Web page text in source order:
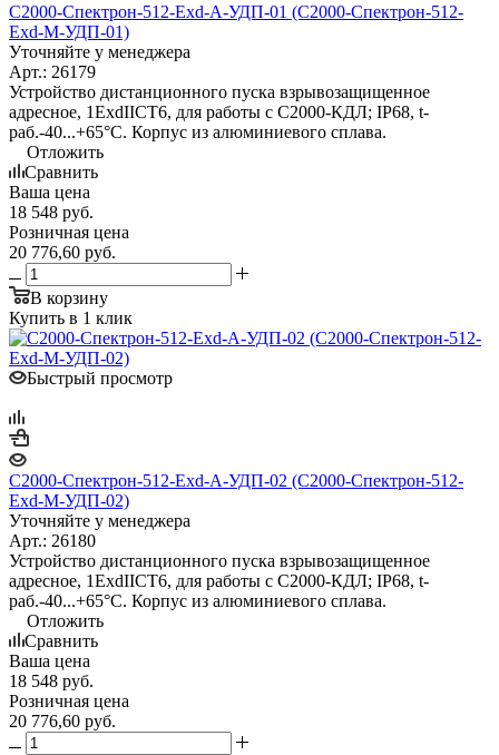
С2000-Спектрон-512-Exd-А-УДП-01 (С2000-Спектрон-512-
Exd-М-УДП-01)
Уточняйте у менеджера
Арт.: 26179
Устройство дистанционного пуска взрывозащищенное
адресное, 1ExdIICT6, для работы с С2000-КДЛ; IP68, t-
раб.-40...+65°С. Корпус из алюминиевого сплава.
Отложить
Сравнить
Ваша цена
18 548 руб.
Розничная цена
20 776,60 руб.
В корзину
Купить в 1 клик
Быстрый просмотр
С2000-Спектрон-512-Exd-А-УДП-02 (С2000-Спектрон-512-
Exd-М-УДП-02)
Уточняйте у менеджера
Арт.: 26180
Устройство дистанционного пуска взрывозащищенное
адресное, 1ExdIICT6, для работы с С2000-КДЛ; IP68, t-
раб.-40...+65°С. Корпус из алюминиевого сплава.
Отложить
Сравнить
Ваша цена
18 548 руб.
Розничная цена
20 776,60 руб.